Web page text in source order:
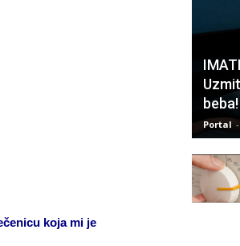
koja mi je
beba!
Portal -